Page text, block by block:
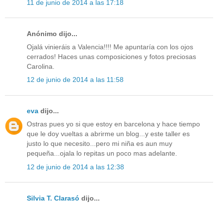
11 de junio de 2014 a las 17:18
Anónimo dijo...
Ojalá vinieráis a Valencia!!!! Me apuntaría con los ojos
cerrados! Haces unas composiciones y fotos preciosas
Carolina.
12 de junio de 2014 a las 11:58
eva dijo...
Ostras pues yo si que estoy en barcelona y hace tiempo
que le doy vueltas a abrirme un blog...y este taller es
justo lo que necesito...pero mi niña es aun muy
pequeña...ojala lo repitas un poco mas adelante.
12 de junio de 2014 a las 12:38
Silvia T. Clarasó dijo...